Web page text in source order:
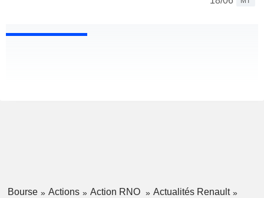
Bourse Actions Action RNO
Actualités Renault